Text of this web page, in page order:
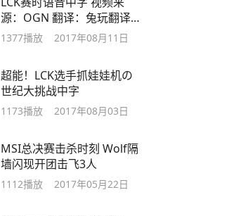
源：OGN 翻译：兔玩翻译
组
1377播放 2017年08月11日
超能！LCK选手抓娃娃机の
世纪大挑战中字
1173播放 2017年08月03日
MSI总决赛击杀时刻 Wolf隔
墙闪现开团击飞3人
1112播放 2017年05月22日